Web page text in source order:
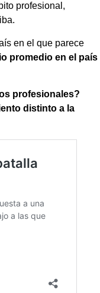
profesional,
en el que parece
promedio en el país
profesionales?
distinto a la